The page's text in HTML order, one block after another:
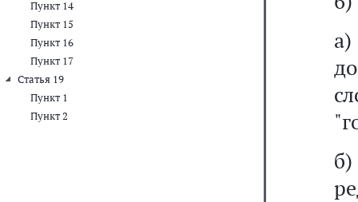
Пункт 14
Пункт 15
Пункт 16
Пункт 17
Статья 19
Пункт 1
Пункт 2